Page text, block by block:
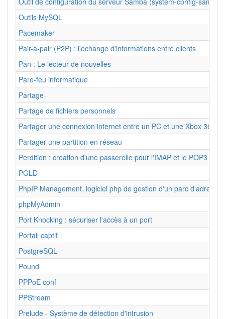
Outils MySQL
Pacemaker
Pair-à-pair (P2P) : l'échange d'informations entre clients
Pan : Le lecteur de nouvelles
Pare-feu informatique
Partage
Partage de fichiers personnels
Partager une connexion internet entre un PC et une Xbox 360
Partager une partition en réseau
Perdition : création d'une passerelle pour l'IMAP et le POP3
PGLD
PhpIP Management, logiciel php de gestion d'un parc
phpMyAdmin
Port Knocking : sécuriser l'accès à un port
Portail captif
PostgreSQL
Pound
PPPoE conf
PPStream
Prelude - Système de détection d'intrusion